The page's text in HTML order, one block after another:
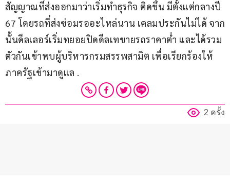
สัญญาณที่ส่งออกมาว่าเริ่มทำธุรกิจ ติดขึ้น มีตั้งแต่กลางปี
67 โดยรถที่ส่งซ่อมรออะไหล่นาน เคลมประกันไม่ได้ จาก
นั้นดีลเลอร์เริ่มทยอยปิดดีลเทขายรถราคาต่ำ และได้รวม
ตัวกันเข้าพบผู้บริหารกรมสรรพสามิต เพื่อเรียกร้องให้
ภาครัฐเข้ามาดูแล .
2 ครั้ง